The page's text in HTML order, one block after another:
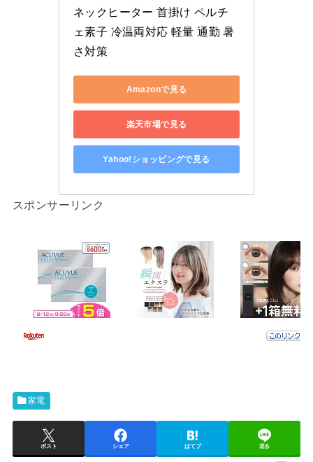
ネックヒーター 首掛け ペルチ
ェ素子 冷温両対応 軽量 通勤 暑
さ対策
Amazonで見る
楽天市場で見る
Yahoo!ショッピングで見る
スポンサーリンク
家電
ポスト シェア はてブ 送る